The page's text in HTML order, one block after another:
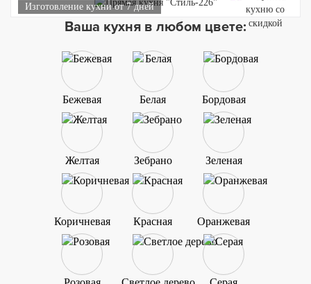
Изготовление кухни от 7 дней
Ваша кухня в любом цвете:
Бежевая Белая Бордовая
Желтая Зебрано Зеленая
Коричневая Красная Оранжевая